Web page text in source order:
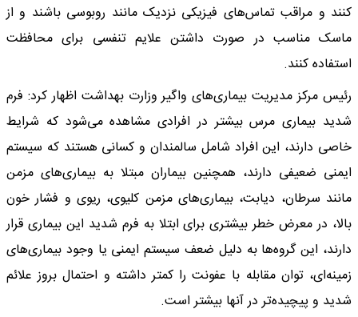
کنند و مراقب تماس‌های فیزیکی نزدیک مانند روبوسی باشند و از
ماسک مناسب در صورت داشتن علایم تنفسی برای محافظت
استفاده کنند.
رئیس مرکز مدیریت بیماری‌های واگیر وزارت بهداشت اظهار کرد: فرم
شدید بیماری مرس بیشتر در افرادی مشاهده می‌شود که شرایط
خاصی دارند، این افراد شامل سالمندان و کسانی هستند که سیستم
ایمنی ضعیفی دارند، همچنین بیماران مبتلا به بیماری‌های مزمن
مانند سرطان، دیابت، بیماری‌های مزمن کلیوی، ریوی و فشار خون
بالا، در معرض خطر بیشتری برای ابتلا به فرم شدید این بیماری قرار
دارند، این گروه‌ها به دلیل ضعف سیستم ایمنی یا وجود بیماری‌های
زمینه‌ای، توان مقابله با عفونت را کمتر داشته و احتمال بروز علائم
شدید و پیچیده‌تر در آنها بیشتر است.